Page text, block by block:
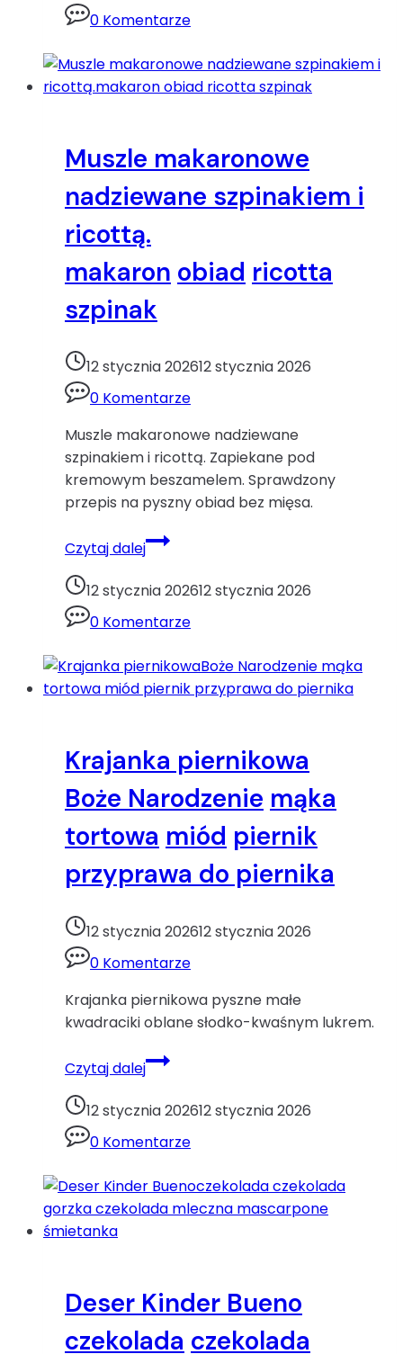
kakao
0 Komentarze
Muszle makaronowe
nadziewane szpinakiem i
ricottą.
makaron obiad ricotta
szpinak
12 stycznia 202612 stycznia 2026
0 Komentarze
Muszle makaronowe nadziewane
szpinakiem i ricottą. Zapiekane pod
kremowym beszamelem. Sprawdzony
przepis na pyszny obiad bez mięsa.
Czytaj dalejMuszle
makaronowe
nadziewane
i
obiad
ricotta
12 stycznia 202612 stycznia 2026
0 Komentarze
Krajanka piernikowa
Boże Narodzenie mąka
tortowa miód piernik
przyprawa do piernika
12 stycznia 202612 stycznia 2026
0 Komentarze
Krajanka piernikowa pyszne małe
kwadraciki oblane słodko-kwaśnym lukrem.
Czytaj dalejKrajanka
piernikowaBoże
Narodzenie
tortowa
piernik
przyprawa
12 stycznia 202612 stycznia 2026
0 Komentarze
Deser Kinder Bueno
czekolada czekolada